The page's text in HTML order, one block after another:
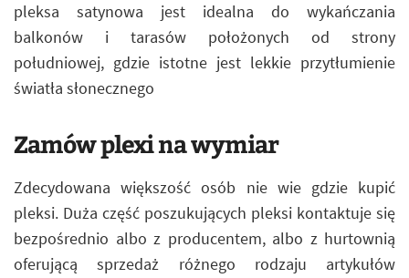
pleksa satynowa jest idealna do wykańczania
balkonów i tarasów położonych od strony
południowej, gdzie istotne jest lekkie przytłumienie
światła słonecznego
Zamów plexi na wymiar
Zdecydowana większość osób nie wie gdzie kupić
pleksi. Duża część poszukujących pleksi kontaktuje się
bezpośrednio albo z producentem, albo z hurtownią
oferującą sprzedaż różnego rodzaju artykułów